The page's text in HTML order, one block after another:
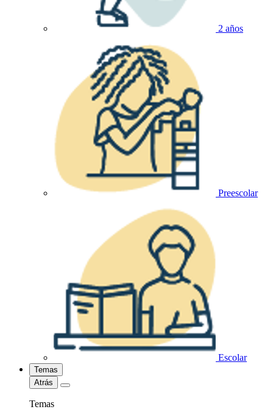
2 años
Preescolar
Escolar
Temas
Atrás
Temas